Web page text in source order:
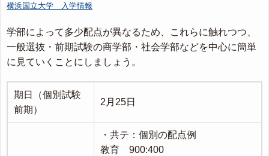
横浜国立大学 入学情報
学部によって多少配点が異なるため、これらに触れつつ、
一般選抜・前期試験の商学部・社会学部などを中心に簡単
に見ていくことにしましょう。
期日（個別試験
前期）
2月25日
・共テ：個別の配点例
教育 900:400